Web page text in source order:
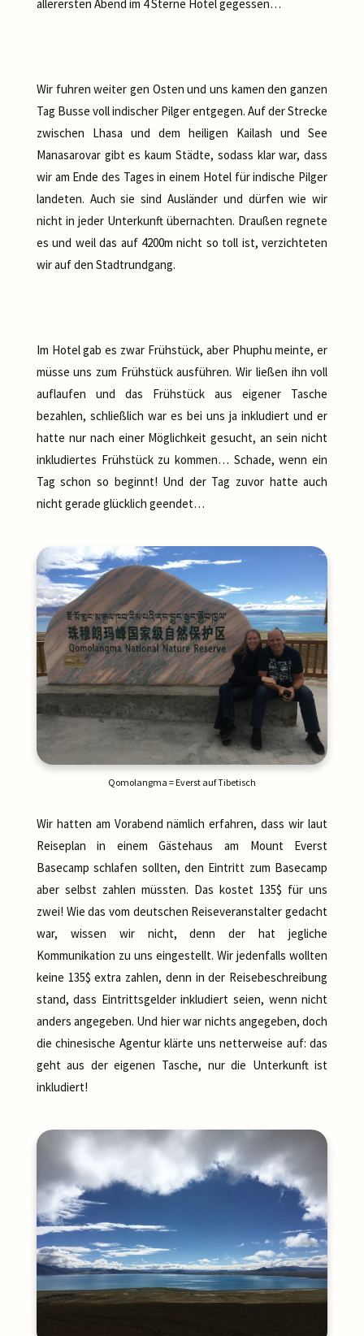
allerersten Abend im 4 Sterne Hotel gegessen…
Wir fuhren weiter gen Osten und uns kamen den ganzen
Tag Busse voll indischer Pilger entgegen. Auf der Strecke
zwischen Lhasa und dem heiligen Kailash und See
Manasarovar gibt es kaum Städte, sodass klar war, dass
wir am Ende des Tages in einem Hotel für indische Pilger
landeten. Auch sie sind Ausländer und dürfen wie wir
nicht in jeder Unterkunft übernachten. Draußen regnete
es und weil das auf 4200m nicht so toll ist, verzichteten
wir auf den Stadtrundgang.
Im Hotel gab es zwar Frühstück, aber Phuphu meinte, er
müsse uns zum Frühstück ausführen. Wir ließen ihn voll
auflaufen und das Frühstück aus eigener Tasche
bezahlen, schließlich war es bei uns ja inkludiert und er
hatte nur nach einer Möglichkeit gesucht, an sein nicht
inkludiertes Frühstück zu kommen… Schade, wenn ein
Tag schon so beginnt! Und der Tag zuvor hatte auch
nicht gerade glücklich geendet…
Qomolangma = Everst auf Tibetisch
Wir hatten am Vorabend nämlich erfahren, dass wir laut
Reiseplan in einem Gästehaus am Mount Everst
Basecamp schlafen sollten, den Eintritt zum Basecamp
aber selbst zahlen müssten. Das kostet 135$ für uns
zwei! Wie das vom deutschen Reiseveranstalter gedacht
war, wissen wir nicht, denn der hat jegliche
Kommunikation zu uns eingestellt. Wir jedenfalls wollten
keine 135$ extra zahlen, denn in der Reisebeschreibung
stand, dass Eintrittsgelder inkludiert seien, wenn nicht
anders angegeben. Und hier war nichts angegeben, doch
die chinesische Agentur klärte uns netterweise auf: das
geht aus der eigenen Tasche, nur die Unterkunft ist
inkludiert!